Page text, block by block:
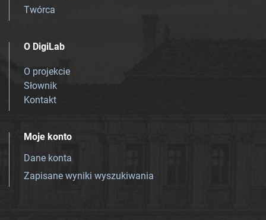
Twórca
O DigiLab
O projekcie
Słownik
Kontakt
Moje konto
Dane konta
Zapisane wyniki wyszukiwania